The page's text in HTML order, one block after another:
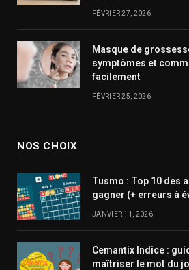
FÉVRIER 27, 2026
Masque de
symptômes et
facilement
FÉVRIER 25, 2026
NOS CHOIX
Tusmo : Top 10 des
gagner (+ erreurs à
JANVIER 11, 2026
Cemantix Indice :
maîtriser le mot du